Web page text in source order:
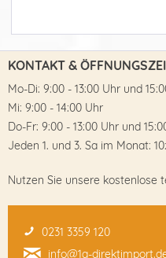
KONTAKT &
Mo-Di: 9:00 - 13:00 Uhr und
Mi: 9:00 - 14:00 Uhr
Do-Fr: 9:00 - 13:00 Uhr und
Jeden 1. und 3. Sa im Monat:
Nutzen Sie unsere kostenlose
0231 3359 120
info@1a-